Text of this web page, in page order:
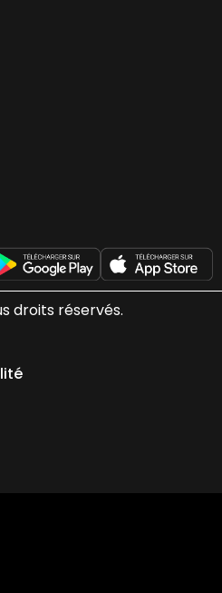
droits réservés.